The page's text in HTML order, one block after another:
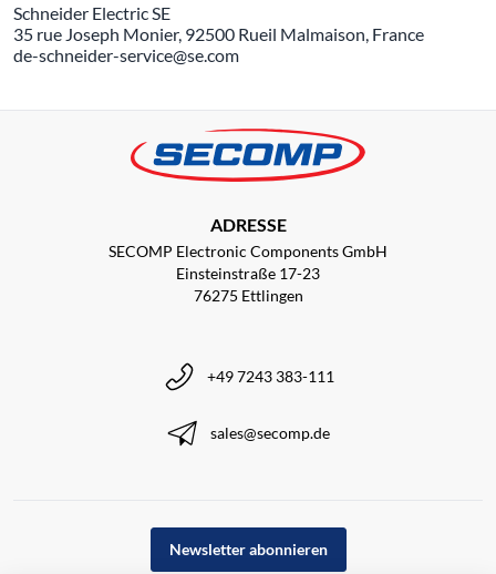
Schneider Electric SE
35 rue Joseph Monier, 92500 Rueil Malmaison, France
de-schneider-service@se.com
ADRESSE
SECOMP Electronic Components GmbH
Einsteinstraße 17-23
76275 Ettlingen
+49 7243 383-111
sales@secomp.de
Newsletter abonnieren